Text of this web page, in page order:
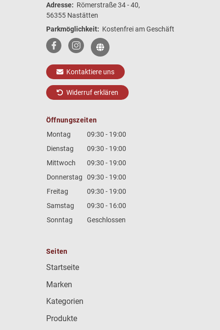
Adresse: Römerstraße 34 - 40,
56355 Nastätten
Parkmöglichkeit: Kostenfrei am Geschäft
Kontaktiere uns
Widerruf erklären
Öffnungszeiten
Montag
09:30 - 19:00
Dienstag
09:30 - 19:00
Mittwoch
09:30 - 19:00
Donnerstag
09:30 - 19:00
Freitag
09:30 - 19:00
Samstag
09:30 - 16:00
Sonntag
Geschlossen
Seiten
Startseite
Marken
Kategorien
Produkte